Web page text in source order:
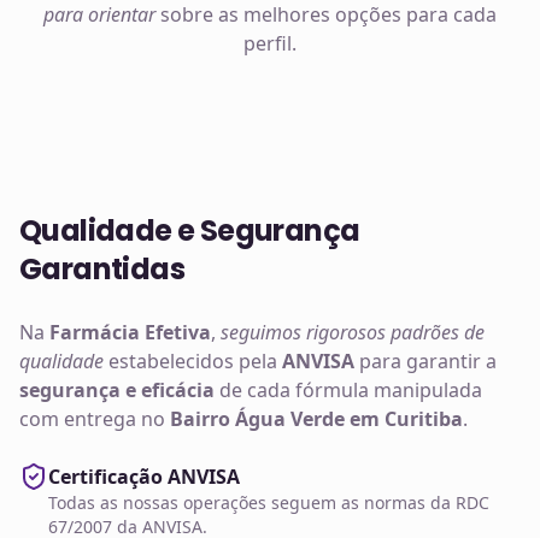
para orientarsobre as melhores opções para cada
perfil.
Qualidade e Segurança
Garantidas
Na Farmácia Efetiva, seguimos rigorosos padrões de
qualidade estabelecidos pela ANVISA para garantir a
segurança e eficácia de cada fórmula manipulada
com entrega no Bairro Água Verde em Curitiba.
Certificação ANVISA
Todas as nossas operações seguem as normas da RDC
67/2007 da ANVISA.